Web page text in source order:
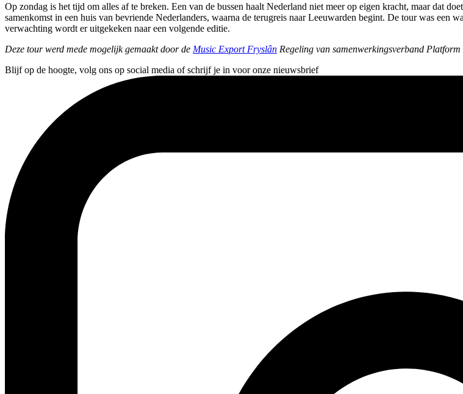
Op zondag is het tijd om alles af te breken. Een van de bussen haalt Nederland niet meer op eigen kracht, maar dat
samenkomst in een huis van bevriende Nederlanders, waarna de terugreis naar Leeuwarden begint. De tour was een
verwachting wordt er uitgekeken naar een volgende editie.
Deze tour werd mede mogelijk gemaakt door de Music Export Fryslân Regeling van samenwerkingsverband
Blijf op de hoogte, volg ons op social media of schrijf je in voor onze nieuwsbrief